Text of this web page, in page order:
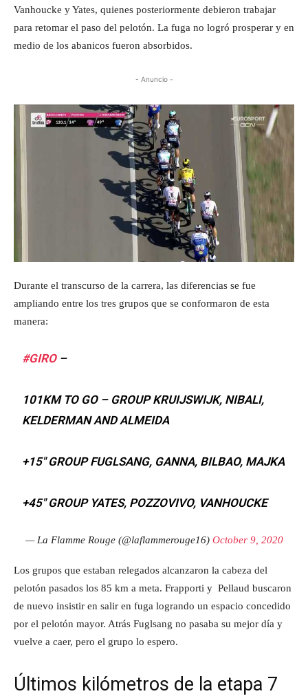
Vanhoucke y Yates, quienes posteriormente debieron trabajar
para retomar el paso del pelotón. La fuga no logró prosperar y en
medio de los abanicos fueron absorbidos.
- Anuncio -
Durante el transcurso de la carrera, las diferencias se fue
ampliando entre los tres grupos que se conformaron de esta
manera:
#GIRO–
101KM TO GO – GROUP KRUIJSWIJK, NIBALI,
KELDERMAN AND ALMEIDA
+15″ GROUP FUGLSANG, GANNA, BILBAO, MAJKA
+45″ GROUP YATES, POZZOVIVO, VANHOUCKE
— La Flamme Rouge (@laflammerouge16) October 9, 2020
Los grupos que estaban relegados alcanzaron la cabeza del
pelotón pasados los 85 km a meta. Frapporti y Pellaud buscaron
de nuevo insistir en salir en fuga logrando un espacio concedido
por el pelotón mayor. Atrás Fuglsang no pasaba su mejor día y
vuelve a caer, pero el grupo lo espero.
Últimos kilómetros de la etapa 7